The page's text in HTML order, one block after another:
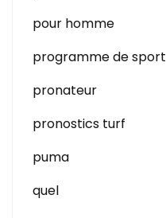
pour homme
programme de sport
pronateur
pronostics turf
puma
quel